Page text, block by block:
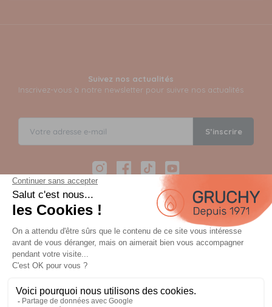
Suivez nos actualités
Inscrivez-vous à notre newsletter pour suivre nos actualités
S’inscrire
InstagramFacebook
TikTokYouTube
Paiement sécurisé en 12 fois avec Alma
Paiement 100% sécurisé par 3D Secure et possible en 3,
OU